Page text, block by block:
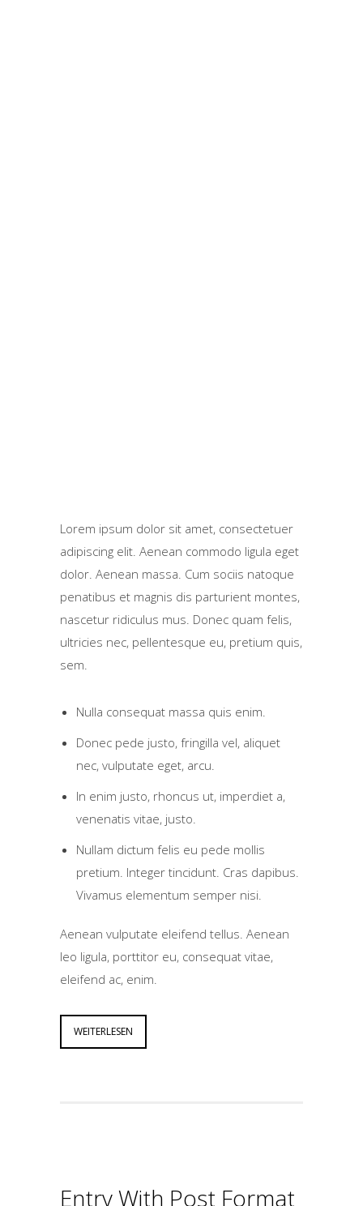
Lorem ipsum dolor sit amet, consectetuer
adipiscing elit. Aenean commodo ligula eget
dolor. Aenean massa. Cum sociis natoque
penatibus et magnis dis parturient montes,
nascetur ridiculus mus. Donec quam felis,
ultricies nec, pellentesque eu, pretium quis,
sem.
Nulla consequat massa quis enim.
Donec pede justo, fringilla vel, aliquet
nec, vulputate eget, arcu.
In enim justo, rhoncus ut, imperdiet a,
venenatis vitae, justo.
Nullam dictum felis eu pede mollis
pretium. Integer tincidunt. Cras dapibus.
Vivamus elementum semper nisi.
Aenean vulputate eleifend tellus. Aenean
leo ligula, porttitor eu, consequat vitae,
eleifend ac, enim.
WEITERLESEN
Entry With Post Format